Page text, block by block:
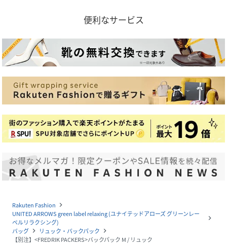
便利なサービス
Rakuten Fashion navigate_next
UNITED ARROWS green label relaxing (ユナイテッドアローズ グリーンレー
ベルリラクシング)
navigate_next
バッグ navigate_next リュック・バックパック navigate_next
【別注】<FREDRIK PACKERS>バックパック M / リュック